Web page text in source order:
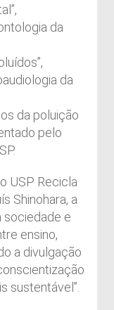
da
da
da poluição
pelo
USP Recicla
Shinohara, a
sociedade e
ensino,
a divulgação
sustentável”.